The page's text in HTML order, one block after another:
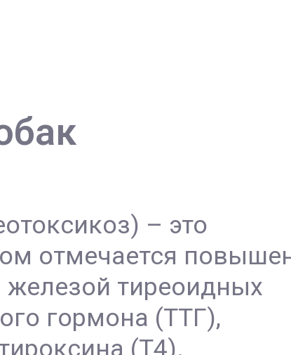
– это
отмечается
тиреоидных
гормона (ТТГ),
(Т4).